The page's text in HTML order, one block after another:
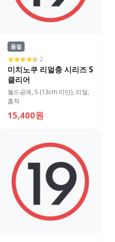
품절
2
미치노쿠 리얼충 시리즈 S
클리어
월드공예,S (13cm 미만), 리얼,
흡착
15,400원